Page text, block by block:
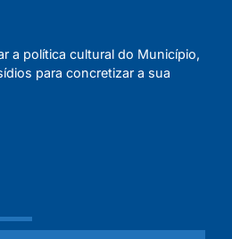
a política cultural do Município,
para concretizar a sua